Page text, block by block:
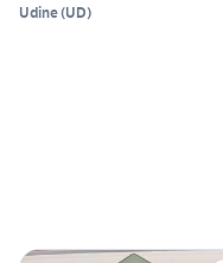
Udine(UD)